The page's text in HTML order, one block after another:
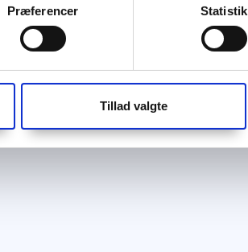
Præferencer Statistik
Tillad valgte